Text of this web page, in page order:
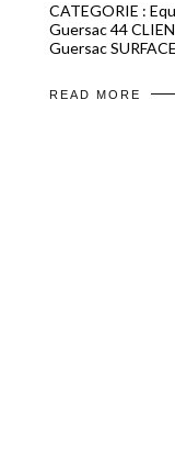
CATEGORIE :
Guersac 44
Guersac
READ MORE